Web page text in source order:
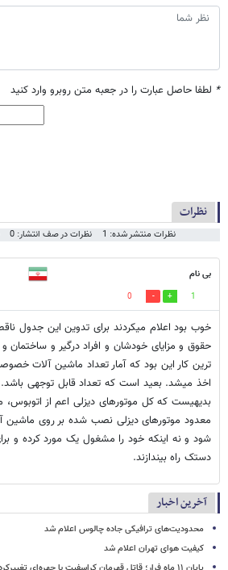
* لطفا حاصل عبارت را در جعبه متن روبرو وارد کنید
نظرات
نظرات منتشر شده: 1 نظرات در صف انتشار: 0
بی نام
1
0
خوب بود اعلام میکردند برای تدوین این جدول
حقوق و مزایای خودشان و افراد درگیر و ساختمان
ترین کار این بود که آمار تعداد ماشین آلات
اخذ میشد. بعید است که تعداد قابل توجهی باشد.
بدیهیست که کل موتورهای دیزلی اعم از
معدود موتورهای دیزلی نصب شده بر روی ماشین
شود و نه اینکه خود را مشغول یک مورد کرده و
دستک راه بیندازند.
آخرین اخبار
محدودیت‌های ترافیکی جاده چالوس اعلام شد
کیفیت هوای تهران اعلام شد